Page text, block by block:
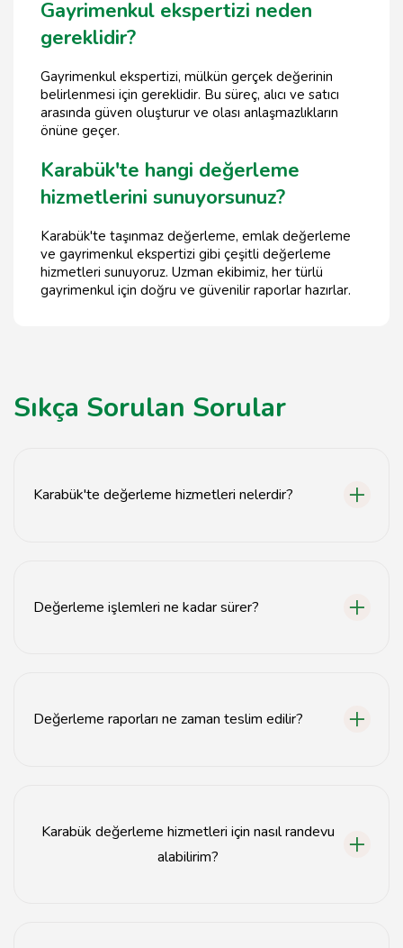
Gayrimenkul ekspertizi neden
gereklidir?
Gayrimenkul ekspertizi, mülkün gerçek değerinin
belirlenmesi için gereklidir. Bu süreç, alıcı ve satıcı
arasında güven oluşturur ve olası anlaşmazlıkların
önüne geçer.
Karabük'te hangi değerleme
hizmetlerini sunuyorsunuz?
Karabük'te taşınmaz değerleme, emlak değerleme
ve gayrimenkul ekspertizi gibi çeşitli değerleme
hizmetleri sunuyoruz. Uzman ekibimiz, her türlü
gayrimenkul için doğru ve güvenilir raporlar hazırlar.
Sıkça Sorulan Sorular
Karabük'te değerleme hizmetleri nelerdir?
Değerleme işlemleri ne kadar sürer?
Değerleme raporları ne zaman teslim edilir?
Karabük değerleme hizmetleri için nasıl randevu
alabilirim?